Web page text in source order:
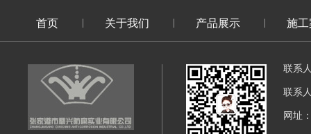
首页 关于我们 产品展示 施
联系
联系
网址